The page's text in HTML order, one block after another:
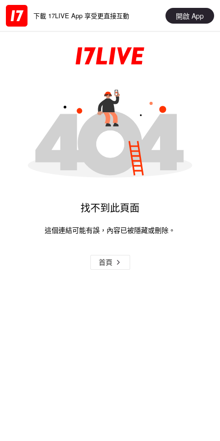
下載 17LIVE App 享受更直接互動 開啟 App
找不到此頁面
這個連結可能有誤，內容已被隱藏或刪除。
首頁